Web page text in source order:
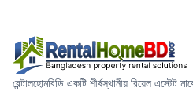
রেন্টালহোমবিডি একটি শীর্ষস্থানীয় রিয়েল এস্টেট